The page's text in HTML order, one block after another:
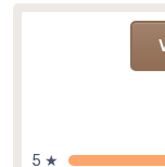
5 ★